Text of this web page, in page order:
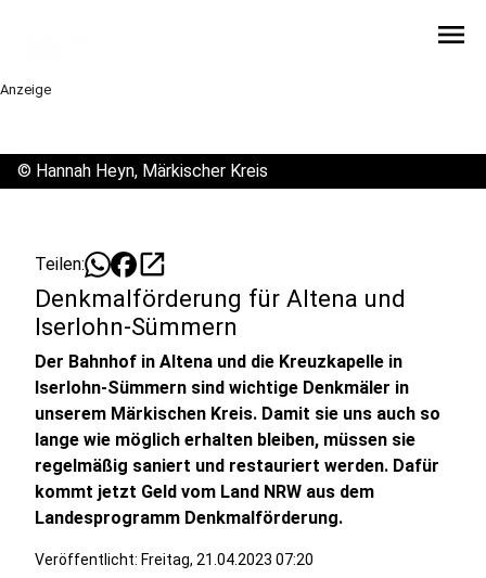
menu
Anzeige
© Hannah Heyn, Märkischer Kreis
Teilen: open_in_new
Denkmalförderung für Altena und
Iserlohn-Sümmern
Der Bahnhof in Altena und die Kreuzkapelle in
Iserlohn-Sümmern sind wichtige Denkmäler in
unserem Märkischen Kreis. Damit sie uns auch so
lange wie möglich erhalten bleiben, müssen sie
regelmäßig saniert und restauriert werden. Dafür
kommt jetzt Geld vom Land NRW aus dem
Landesprogramm Denkmalförderung.
Veröffentlicht: Freitag, 21.04.2023 07:20